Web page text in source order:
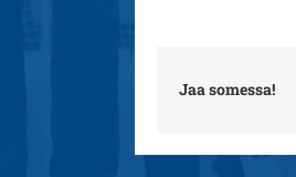
Jaa somessa!